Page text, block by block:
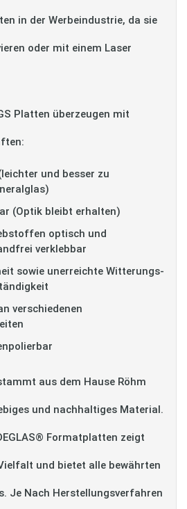
in der Werbeindustrie, da sie
oder mit einem Laser
Platten überzeugen mit
und besser zu
(Optik bleibt erhalten)
optisch und
verklebbar
sowie unerreichte Witterungs-
verschiedenen
aus dem Hause Röhm
und nachhaltiges Material.
Formatplatten zeigt
und bietet alle bewährten
Je Nach Herstellungsverfahren